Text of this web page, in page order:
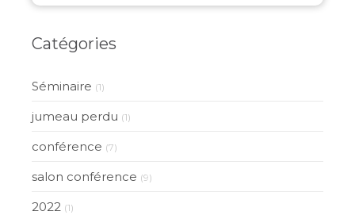
Catégories
Séminaire (1)
jumeau perdu (1)
conférence (7)
salon conférence (9)
2022 (1)